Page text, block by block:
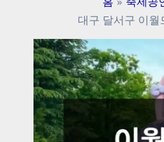
대구 달서구 이